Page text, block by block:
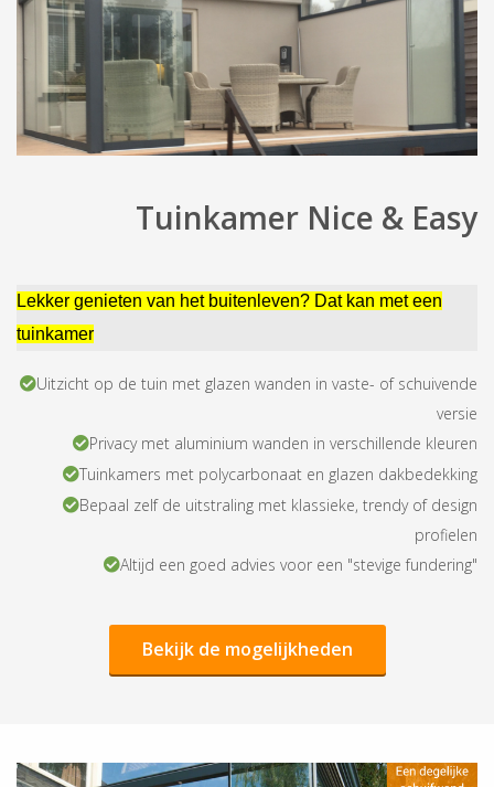
Tuinkamer Nice & Easy
Lekker genieten van het buitenleven? Dat kan met een
tuinkamer
Uitzicht op de tuin met glazen wanden in vaste- of schuivende
versie
Privacy met aluminium wanden in verschillende kleuren
Tuinkamers met polycarbonaat en glazen dakbedekking
Bepaal zelf de uitstraling met klassieke, trendy of design
profielen
Altijd een goed advies voor een "stevige fundering"
Bekijk de mogelijkheden